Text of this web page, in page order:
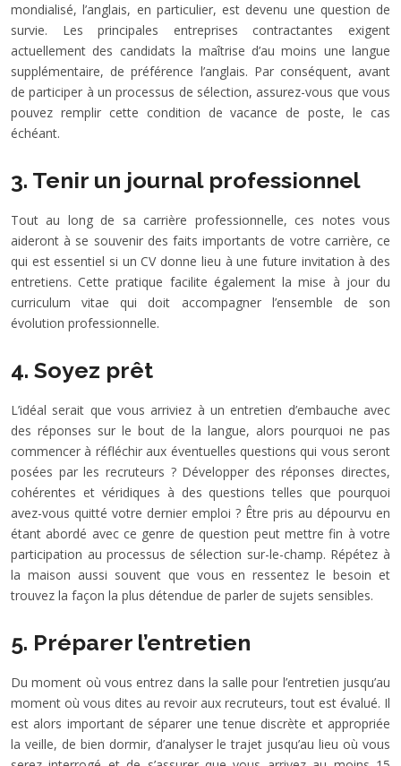
mondialisé, l’anglais, en particulier, est devenu une question de
survie. Les principales entreprises contractantes exigent
actuellement des candidats la maîtrise d’au moins une langue
supplémentaire, de préférence l’anglais. Par conséquent, avant
de participer à un processus de sélection, assurez-vous que vous
pouvez remplir cette condition de vacance de poste, le cas
échéant.
3. Tenir un journal professionnel
Tout au long de sa carrière professionnelle, ces notes vous
aideront à se souvenir des faits importants de votre carrière, ce
qui est essentiel si un CV donne lieu à une future invitation à des
entretiens. Cette pratique facilite également la mise à jour du
curriculum vitae qui doit accompagner l’ensemble de son
évolution professionnelle.
4. Soyez prêt
L’idéal serait que vous arriviez à un entretien d’embauche avec
des réponses sur le bout de la langue, alors pourquoi ne pas
commencer à réfléchir aux éventuelles questions qui vous seront
posées par les recruteurs ? Développer des réponses directes,
cohérentes et véridiques à des questions telles que pourquoi
avez-vous quitté votre dernier emploi ? Être pris au dépourvu en
étant abordé avec ce genre de question peut mettre fin à votre
participation au processus de sélection sur-le-champ. Répétez à
la maison aussi souvent que vous en ressentez le besoin et
trouvez la façon la plus détendue de parler de sujets sensibles.
5. Préparer l’entretien
Du moment où vous entrez dans la salle pour l’entretien jusqu’au
moment où vous dites au revoir aux recruteurs, tout est évalué. Il
est alors important de séparer une tenue discrète et appropriée
la veille, de bien dormir, d’analyser le trajet jusqu’au lieu où vous